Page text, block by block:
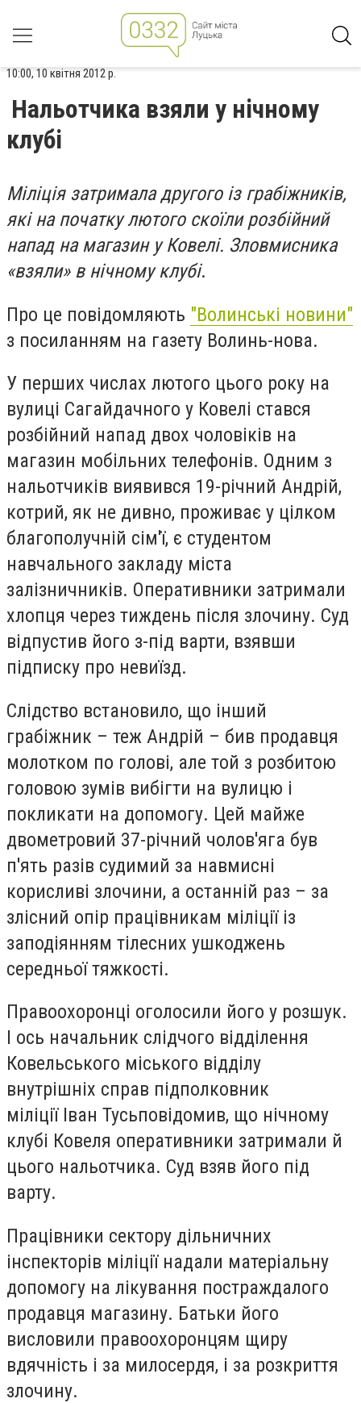
10:00, 10 квітня 2012 р.
Нальотчика взяли у нічному
клубі
Міліція затримала другого із грабіжників,
які на початку лютого скоїли розбійний
напад на магазин у Ковелі. Зловмисника
«взяли» в нічному клубі.
Про це повідомляють "Волинські новини"
з посиланням на газету Волинь-нова.
У перших числах лютого цього року на
вулиці Сагайдачного у Ковелі стався
розбійний напад двох чоловіків на
магазин мобільних телефонів. Одним з
нальотчиків виявився 19-річний Андрій,
котрий, як не дивно, проживає у цілком
благополучній сім'ї, є студентом
навчального закладу міста
залізничників. Оперативники затримали
хлопця через тиждень після злочину. Суд
відпустив його з-під варти, взявши
підписку про невиїзд.
Слідство встановило, що інший
грабіжник – теж Андрій – бив продавця
молотком по голові, але той з розбитою
головою зумів вибігти на вулицю і
покликати на допомогу. Цей майже
двометровий 37-річний чолов'яга був
п'ять разів судимий за навмисні
корисливі злочини, а останній раз – за
злісний опір працівникам міліції із
заподіянням тілесних ушкоджень
середньої тяжкості.
Правоохоронці оголосили його у розшук.
І ось начальник слідчого відділення
Ковельського міського відділу
внутрішніх справ підполковник
міліції Іван Тусьповідомив, що нічному
клубі Ковеля оперативники затримали й
цього нальотчика. Суд взяв його під
варту.
Працівники сектору дільничних
інспекторів міліції надали матеріальну
допомогу на лікування постраждалого
продавця магазину. Батьки його
висловили правоохоронцям щиру
вдячність і за милосердя, і за розкриття
злочину.